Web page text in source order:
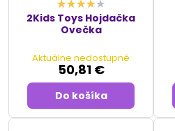
2Kids Toys Hojdačka
Ovečka
Aktuálne nedostupné
50,81 €
Do košíka